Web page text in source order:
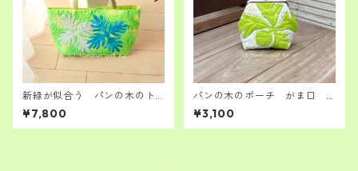
新緑が似合う パンの木のト
ートバッグ 肩掛けできま
す ハワイアンキルト キッ
ト 中級者さん向け
¥7,800
パンの木のポーチ がま口
ハワイアンキルトキット
¥3,100